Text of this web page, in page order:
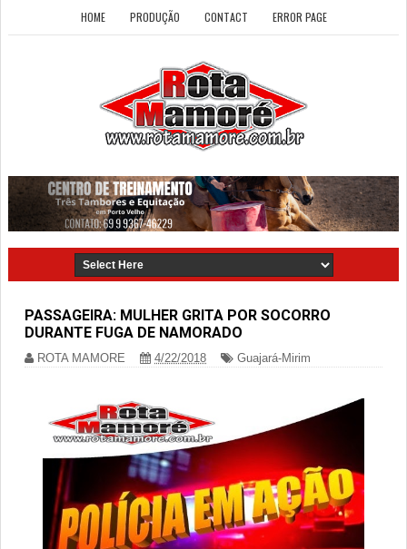
HOME PRODUÇÃO CONTACT ERROR PAGE
PASSAGEIRA: MULHER GRITA POR SOCORRO
DURANTE FUGA DE NAMORADO
ROTA MAMORE 4/22/2018 Guajará-Mirim